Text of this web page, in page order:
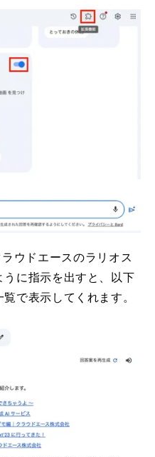
ウドエースのラリオス
に指示を出すと、以下
で表示してくれます。